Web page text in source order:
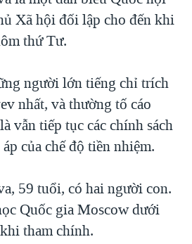
CHÍNH PHỦ VIỆT NAM
SÓNG TRỘM HẢI SÂM
Xã hội đối lập cho đến khi
thứ Tư.
người lớn tiếng chỉ trích
nhất, và thường tố cáo
vẫn tiếp tục các chính sách
của chế độ tiền nhiệm.
59 tuổi, có hai người con.
Quốc gia Moscow dưới
tham chính.